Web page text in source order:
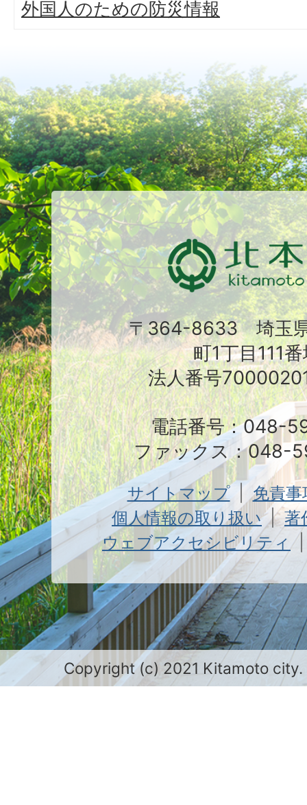
外国人のための防災情報
〒364-8633 埼玉
町1丁目111
法人番号
電話番号：048-
ファックス：048-
サイトマップ
免責
個人情報の取り扱い
著
ウェブアクセシビリティ
Copyright (c) 2021 Kitamoto city.